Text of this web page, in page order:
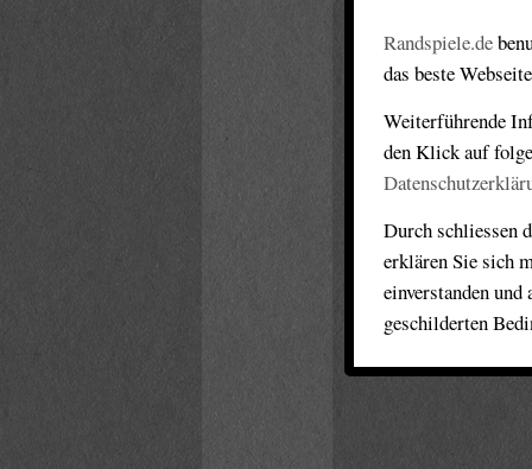
Randspiele.de
das beste
Weiterführende
den Klick auf
Durch schliessen
erklären Sie sich
einverstanden
geschilderten